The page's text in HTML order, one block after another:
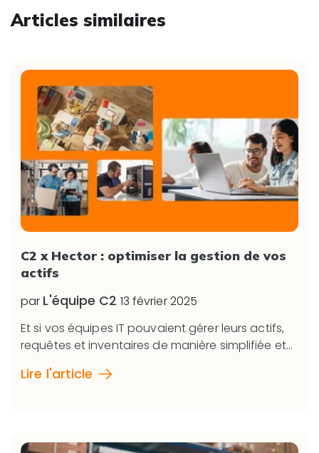
Articles similaires
C2 x Hector : optimiser la gestion de vos
actifs
par L'équipe C2 13 février 2025
Et si vos équipes IT pouvaient gérer leurs actifs,
requêtes et inventaires de manière simplifiée et...
Lire l'article